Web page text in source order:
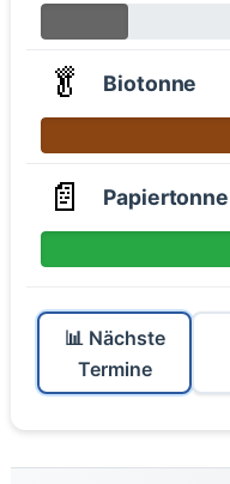
🥬 Biotonne
📄 Papiertonne
📊 Nächste
Termine